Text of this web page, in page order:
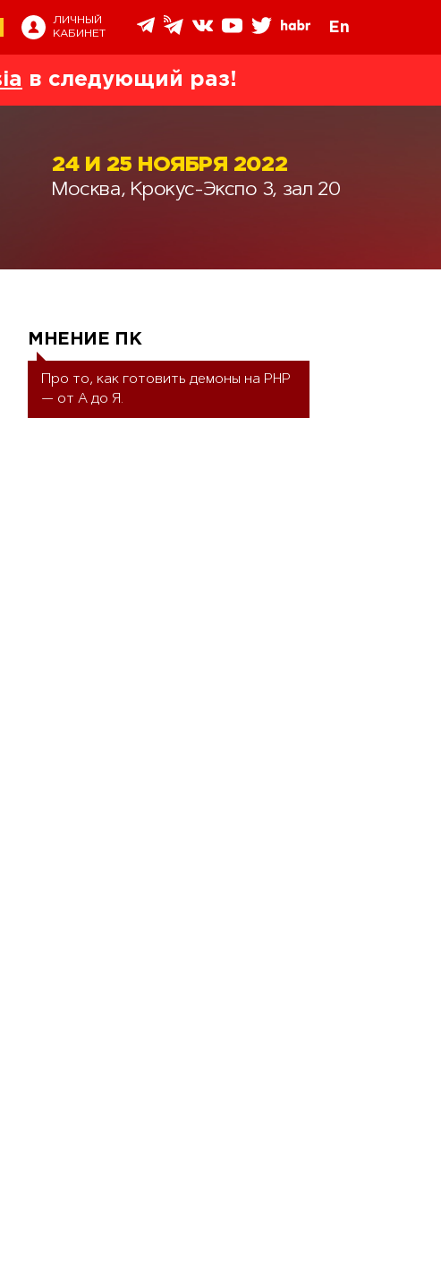
ЛИЧНЫЙ
КАБИНЕТ
En
в следующий раз!
24 И 25 НОЯБРЯ 2022
Москва, Крокус-Экспо 3, зал 20
МНЕНИЕ ПК
Про то, как готовить демоны на PHP
— от А до Я.